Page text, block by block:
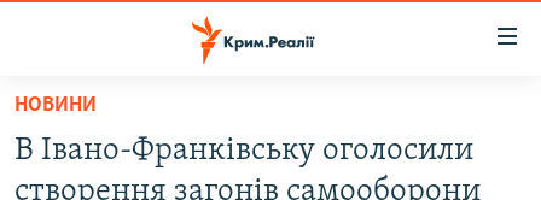
Перейти
основного
матеріалу
НОВИНИ
В Івано-Франківську оголосили
створення загонів самооборони